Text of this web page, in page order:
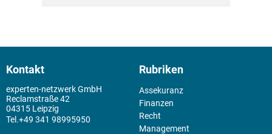
Kontakt
experten-netzwerk GmbH
Reclamstraße 42
04315 Leipzig
+49 341 98995950
Rubriken
Assekuranz
Finanzen
Recht
Management